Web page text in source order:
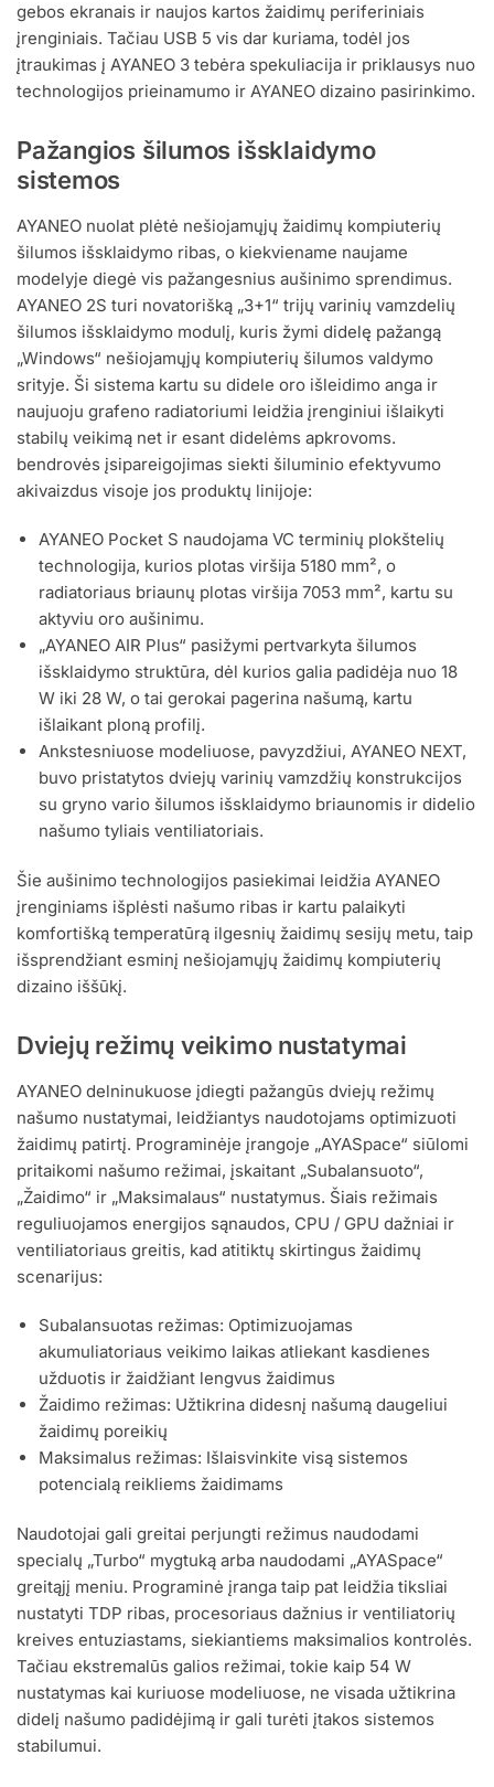
gebos ekranais ir naujos kartos žaidimų periferiniais
įrenginiais. Tačiau USB 5 vis dar kuriama, todėl jos
įtraukimas į AYANEO 3 tebėra spekuliacija ir priklausys nuo
technologijos prieinamumo ir AYANEO dizaino pasirinkimo.
Pažangios šilumos išsklaidymo
sistemos
AYANEO nuolat plėtė nešiojamųjų žaidimų kompiuterių
šilumos išsklaidymo ribas, o kiekviename naujame
modelyje diegė vis pažangesnius aušinimo sprendimus.
AYANEO 2S turi novatorišką „3+1“ trijų varinių vamzdelių
šilumos išsklaidymo modulį, kuris žymi didelę pažangą
„Windows“ nešiojamųjų kompiuterių šilumos valdymo
srityje. Ši sistema kartu su didele oro išleidimo anga ir
naujuoju grafeno radiatoriumi leidžia įrenginiui išlaikyti
stabilų veikimą net ir esant didelėms apkrovoms.
bendrovės įsipareigojimas siekti šiluminio efektyvumo
akivaizdus visoje jos produktų linijoje:
AYANEO Pocket S naudojama VC terminių plokštelių
technologija, kurios plotas viršija 5180 mm², o
radiatoriaus briaunų plotas viršija 7053 mm², kartu su
aktyviu oro aušinimu.
„AYANEO AIR Plus“ pasižymi pertvarkyta šilumos
išsklaidymo struktūra, dėl kurios galia padidėja nuo 18
W iki 28 W, o tai gerokai pagerina našumą, kartu
išlaikant ploną profilį.
Ankstesniuose modeliuose, pavyzdžiui, AYANEO NEXT,
buvo pristatytos dviejų varinių vamzdžių konstrukcijos
su gryno vario šilumos išsklaidymo briaunomis ir didelio
našumo tyliais ventiliatoriais.
Šie aušinimo technologijos pasiekimai leidžia AYANEO
įrenginiams išplėsti našumo ribas ir kartu palaikyti
komfortišką temperatūrą ilgesnių žaidimų sesijų metu, taip
išsprendžiant esminį nešiojamųjų žaidimų kompiuterių
dizaino iššūkį.
Dviejų režimų veikimo nustatymai
AYANEO delninukuose įdiegti pažangūs dviejų režimų
našumo nustatymai, leidžiantys naudotojams optimizuoti
žaidimų patirtį. Programinėje įrangoje „AYASpace“ siūlomi
pritaikomi našumo režimai, įskaitant „Subalansuoto“,
„Žaidimo“ ir „Maksimalaus“ nustatymus. Šiais režimais
reguliuojamos energijos sąnaudos, CPU / GPU dažniai ir
ventiliatoriaus greitis, kad atitiktų skirtingus žaidimų
scenarijus:
Subalansuotas režimas: Optimizuojamas
akumuliatoriaus veikimo laikas atliekant kasdienes
užduotis ir žaidžiant lengvus žaidimus
Žaidimo režimas: Užtikrina didesnį našumą daugeliui
žaidimų poreikių
Maksimalus režimas: Išlaisvinkite visą sistemos
potencialą reikliems žaidimams
Naudotojai gali greitai perjungti režimus naudodami
specialų „Turbo“ mygtuką arba naudodami „AYASpace“
greitąjį meniu. Programinė įranga taip pat leidžia tiksliai
nustatyti TDP ribas, procesoriaus dažnius ir ventiliatorių
kreives entuziastams, siekiantiems maksimalios kontrolės.
Tačiau ekstremalūs galios režimai, tokie kaip 54 W
nustatymas kai kuriuose modeliuose, ne visada užtikrina
didelį našumo padidėjimą ir gali turėti įtakos sistemos
stabilumui.